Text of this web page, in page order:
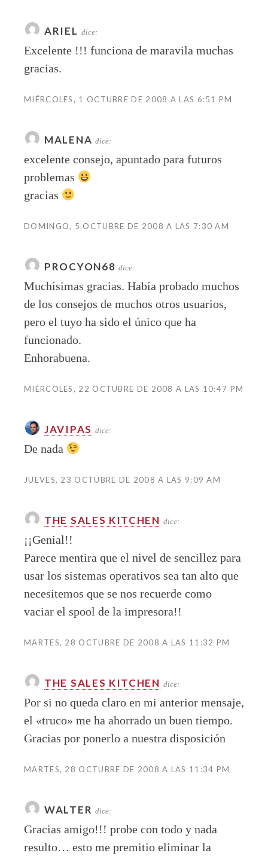
ARIEL dice:
Excelente !!! funciona de maravila muchas
gracias.
MIÉRCOLES, 1 OCTUBRE DE 2008 A LAS 6:51 PM
MALENA dice:
excelente consejo, apuntado para futuros
problemas
gracias
DOMINGO, 5 OCTUBRE DE 2008 A LAS 7:30 AM
PROCYON68 dice:
Muchísimas gracias. Había probado muchos
de los consejos de muchos otros usuarios,
pero el tuyo ha sido el único que ha
funcionado.
Enhorabuena.
MIÉRCOLES, 22 OCTUBRE DE 2008 A LAS 10:47 PM
JAVIPAS dice:
De nada
JUEVES, 23 OCTUBRE DE 2008 A LAS 9:09 AM
THE SALES KITCHEN dice:
¡¡Genial!!
Parece mentira que el nivel de sencillez para
usar los sistemas operativos sea tan alto que
necesitemos que se nos recuerde como
vaciar el spool de la impresora!!
MARTES, 28 OCTUBRE DE 2008 A LAS 11:32 PM
THE SALES KITCHEN dice:
Por si no queda claro en mi anterior mensaje,
el «truco» me ha ahorrado un buen tiempo.
Gracias por ponerlo a nuestra disposición
MARTES, 28 OCTUBRE DE 2008 A LAS 11:34 PM
WALTER dice:
Gracias amigo!!! probe con todo y nada
resulto… esto me premitio eliminar la